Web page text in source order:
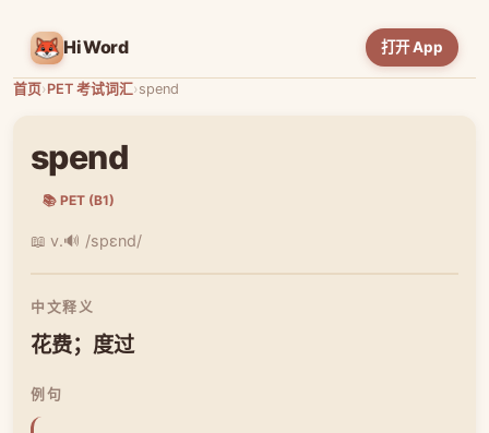
HiWord 打开 App
首页›PET 考试词汇›spend
spend
📚 PET (B1)
📖 v.🔊 /spɛnd/
中文释义
花费；度过
例句